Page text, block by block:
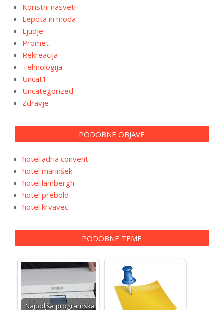
Koristni nasveti
Lepota in moda
Ljudje
Promet
Rekreacija
Tehnologija
Uncat1
Uncategorized
Zdravje
PODOBNE OBJAVE
hotel adria convent
hotel marinšek
hotel lambergh
hotel prebold
hotel krvavec
PODOBNE TEME
Najboljša programska